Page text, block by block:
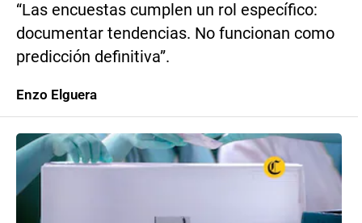
“Las encuestas cumplen un rol específico:
documentar tendencias. No funcionan como
predicción definitiva”.
Enzo Elguera